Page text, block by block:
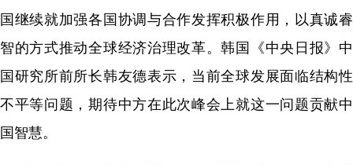
国继续就加强各国协调与合作发挥积极作用，以真诚睿
智的方式推动全球经济治理改革。韩国《中央日报》中
国研究所前所长韩友德表示，当前全球发展面临结构性
不平等问题，期待中方在此次峰会上就这一问题贡献中
国智慧。